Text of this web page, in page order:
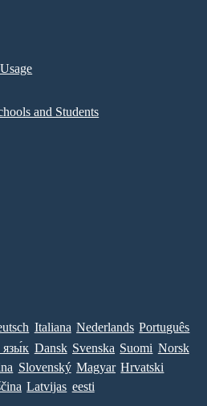
and Students
Italiana Nederlands Português
язы́к Dansk Svenska Suomi Norsk
Slovenský Magyar Hrvatski
Latvijas eesti